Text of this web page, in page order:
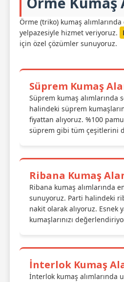
Örme (triko) kumaş
yelpazesiyle hizmet veriyoruz.
için özel çözümler sunuyoruz.
Süprem Kumaş
Süprem kumaş alımlarında
halindeki süprem
fiyattan alıyoruz. %100
süprem gibi tüm çeşitlerini
Ribana Kumaş
Ribana kumaş alımlarında
sunuyoruz. Parti halindeki
nakit olarak alıyoruz. Esnek
kumaşlarınızı
İnterlok Kumaş
İnterlok kumaş alımlarında